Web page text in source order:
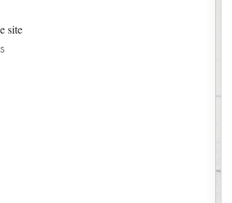
site